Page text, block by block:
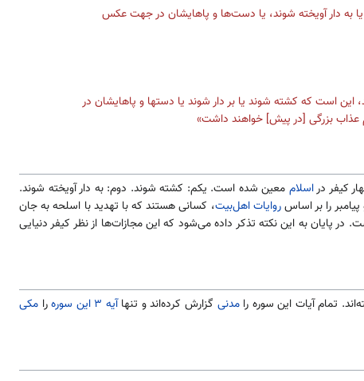
به دار آویخته شوند، یا دست‌ها و پاهایشان در جهت عکس
این است که کشته شوند یا بر دار شوند یا دستها و پاهایشان در
عذاب بزرگی [در پیش‌] خواهند داشت‌»
کیفر دراسلام معین شده است. یکم: کشته شوند. دوم: به دار آویخته شوند.
پیامبر را بر اساسروایاتاهل‌بیت، کسانی هستند که با تهدید با اسلحه به جان
پایان به این نکته تذکر داده می‌شود که این مجازات‌ها از نظر کیفر دنیایی
تمام آیات این سوره رامدنی گزارش کرده‌اند و تنهاآیه ۳ این سوره را مکی